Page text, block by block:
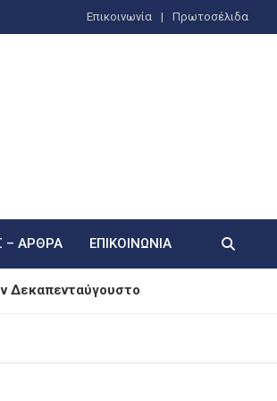
Επικοινωνία Πρωτοσέλιδα
– ΆΡΘΡΑ ΕΠΙΚΟΙΝΩΝΊΑ
Δεκαπενταύγουστο